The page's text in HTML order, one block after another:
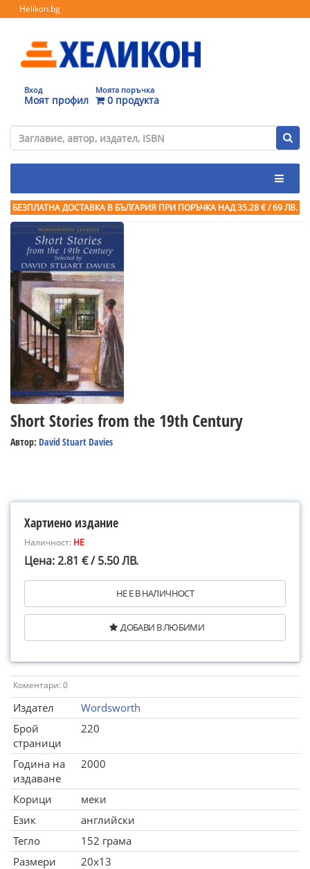
Helikon.bg
Вход
Моят профил
Моята поръчка
0 продукта
БЕЗПЛАТНА ДОСТАВКА В БЪЛГАРИЯ ПРИ ПОРЪЧКА НАД 35.28 € / 69 ЛВ.
Short Stories from the 19th Century
Автор: David Stuart Davies
Хартиено издание
Наличност: НЕ
Цена: 2.81 € / 5.50 ЛВ.
НЕ Е В НАЛИЧНОСТ
ДОБАВИ В ЛЮБИМИ
Коментари: 0
Издател
Wordsworth
Брой
страници
220
Година на
издаване
2000
Корици
меки
Език
английски
Тегло
152 грама
Размери
20x13